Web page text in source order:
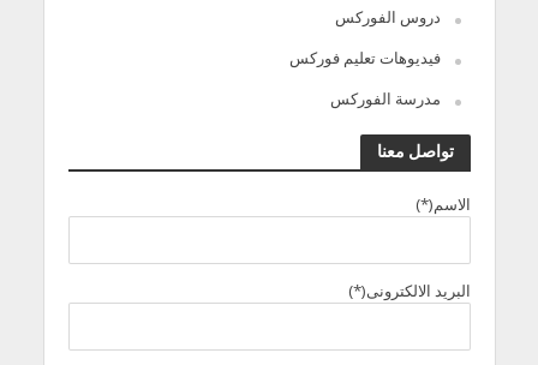
دروس الفوركس
فيديوهات تعليم فوركس
مدرسة الفوركس
تواصل معنا
الاسم(*)
البريد الالكترونى(*)